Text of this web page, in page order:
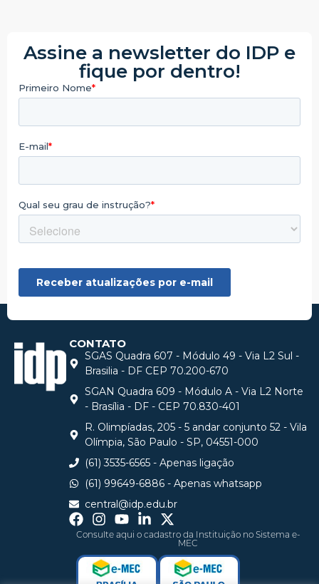
Assine a newsletter do IDP e
fique por dentro!
CONTATO
SGAS Quadra 607 - Módulo 49 - Via L2 Sul -
Brasilia - DF CEP 70.200-670
SGAN Quadra 609 - Módulo A - Via L2 Norte
- Brasília - DF - CEP 70.830-401
R. Olimpíadas, 205 - 5 andar conjunto 52 - Vila
Olímpia, São Paulo - SP, 04551-000
(61) 3535-6565 - Apenas ligação
(61) 99649-6886 - Apenas whatsapp
central@idp.edu.br
Consulte aqui o cadastro da Instituição no Sistema e-
MEC